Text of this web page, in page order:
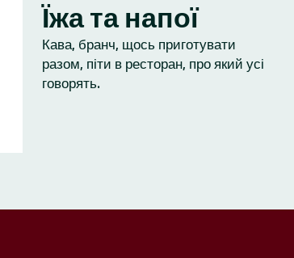
Їжа та напої
Кава, бранч, щось приготувати
разом, піти в ресторан, про який усі
говорять.